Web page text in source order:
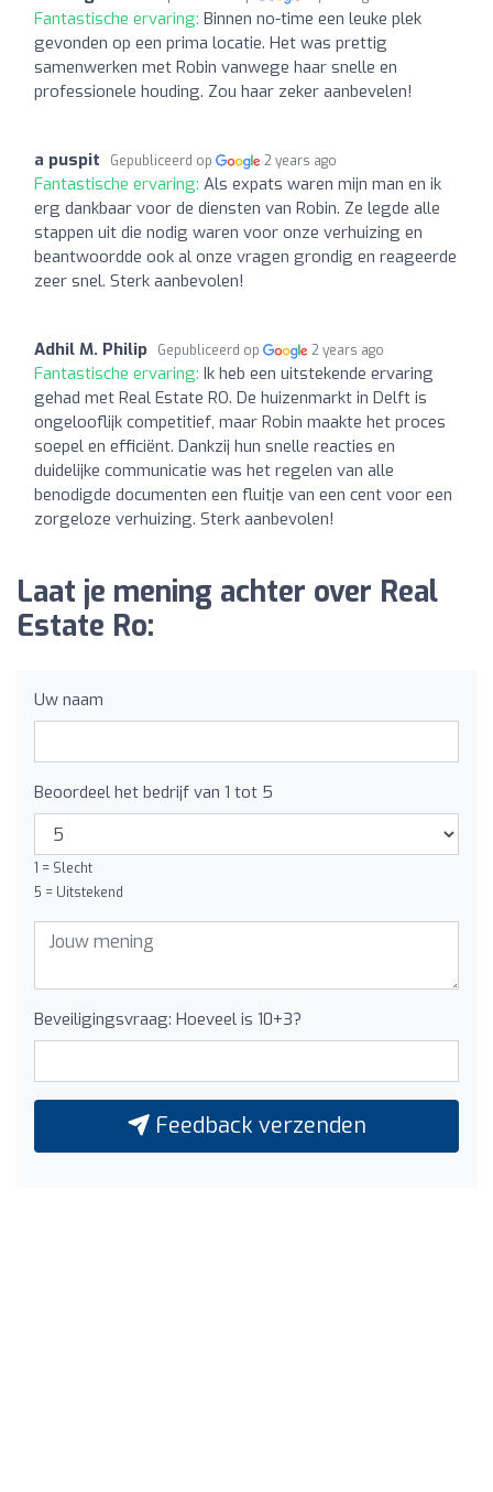
Fantastische ervaring: Binnen no-time een leuke plek
gevonden op een prima locatie. Het was prettig
samenwerken met Robin vanwege haar snelle en
professionele houding. Zou haar zeker aanbevelen!
a puspit Gepubliceerd op 2 years ago
Fantastische ervaring: Als expats waren mijn man en ik
erg dankbaar voor de diensten van Robin. Ze legde alle
stappen uit die nodig waren voor onze verhuizing en
beantwoordde ook al onze vragen grondig en reageerde
zeer snel. Sterk aanbevolen!
Adhil M. Philip Gepubliceerd op 2 years ago
Fantastische ervaring: Ik heb een uitstekende ervaring
gehad met Real Estate RO. De huizenmarkt in Delft is
ongelooflijk competitief, maar Robin maakte het proces
soepel en efficiënt. Dankzij hun snelle reacties en
duidelijke communicatie was het regelen van alle
benodigde documenten een fluitje van een cent voor een
zorgeloze verhuizing. Sterk aanbevolen!
Laat je mening achter over Real
Estate Ro:
Uw naam
Beoordeel het bedrijf van 1 tot 5
1 = Slecht
5 = Uitstekend
Beveiligingsvraag: Hoeveel is 10+3?
Feedback verzenden